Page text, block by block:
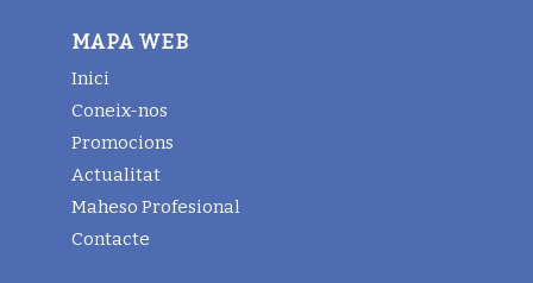
MAPA WEB
Inici
Coneix-nos
Promocions
Actualitat
Maheso Profesional
Contacte